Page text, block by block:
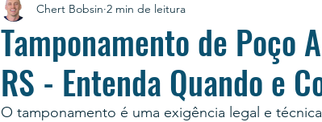
Tamponamento de Poço
RS - Entenda Quando e
Chert Bobsin 2 min de leitura
O tamponamento é uma exigência legal e